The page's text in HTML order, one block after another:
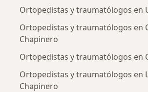
Ortopedistas y traumatólogos en
Ortopedistas y traumatólogos en
Chapinero
Ortopedistas y traumatólogos en
Ortopedistas y traumatólogos en
Chapinero